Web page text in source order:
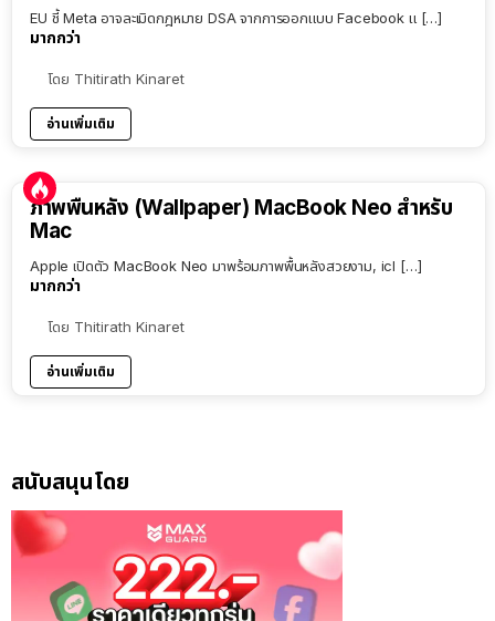
EU ชี้ Meta อาจละเมิดกฎหมาย DSA จากการออกแบบ Facebook แ […]
มากกว่า
โดย Thitirath Kinaret
อ่านเพิ่มเติม
ภาพพื้นหลัง (Wallpaper) MacBook Neo สำหรับ
Mac
Apple เปิดตัว MacBook Neo มาพร้อมภาพพื้นหลังสวยงาม, icl […]
มากกว่า
โดย Thitirath Kinaret
อ่านเพิ่มเติม
สนับสนุนโดย